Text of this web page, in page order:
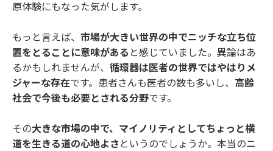
原体験にもなった気がします。
もっと言えば、 市場が大きい世界の中でニッチな立ち位
置をとることに意味がある と感じていました。異論はあ
るかもしれませんが、 循環器は医者の世界ではやはりメ
ジャーな存在です。患者さんも医者の数も多いし、 高齢
社会で今後も必要とされる分野です。
その大きな市場の中で、マイノリティとしてちょっと横
道を生きる道の心地よさ というのでしょうか。本当のニ